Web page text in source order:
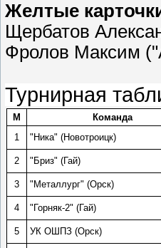
Желтые
Щербатов
Фролов Максим
Турнирная
М Команда
1 "Ника" (Новотроицк)
2 "Бриз" (Гай)
3 "Металлург" (Орск)
4 "Горняк-2" (Гай)
5 УК ОШПЗ (Орск)